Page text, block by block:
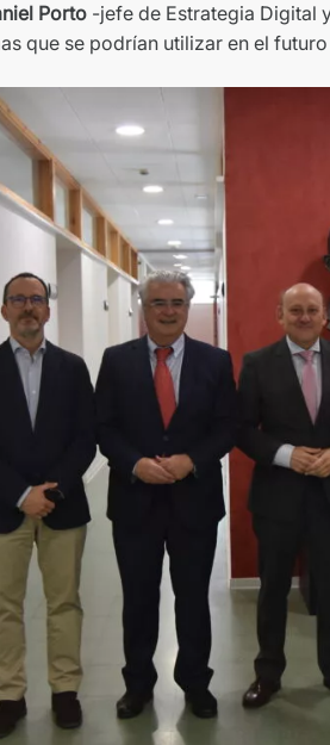
Porto -jefe de Estrategia Digital
que se podrían utilizar en el